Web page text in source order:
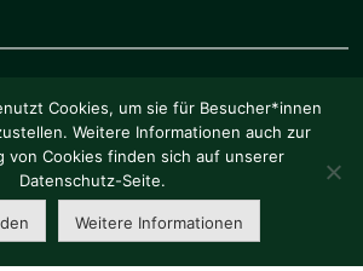
das
‐ ein
eG
Cookies, um sie für Besucher*innen
Weitere Informationen auch zur
von Cookies finden sich auf unserer
Datenschutz-Seite.
Weitere Informationen